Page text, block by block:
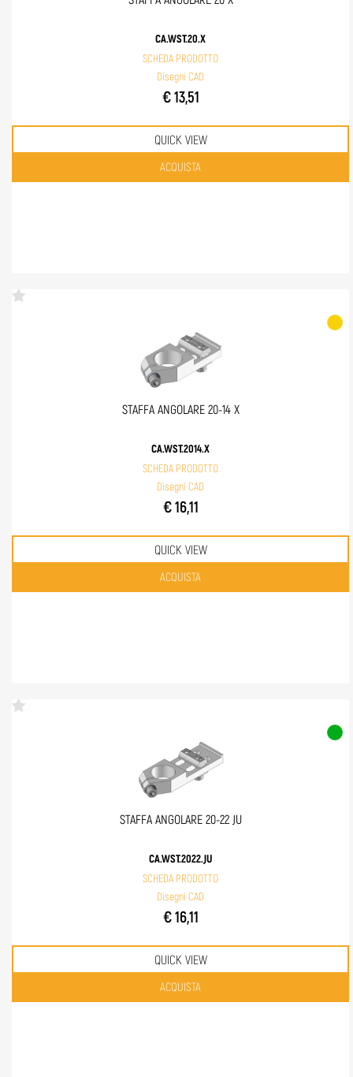
CA.WST.20.X
SCHEDA PRODOTTO
Disegni CAD
€ 13,51
QUICK VIEW
Quantità
ACQUISTA
STAFFA ANGOLARE 20-14 X
CA.WST.2014.X
SCHEDA PRODOTTO
Disegni CAD
€ 16,11
QUICK VIEW
Quantità
ACQUISTA
STAFFA ANGOLARE 20-22 JU
CA.WST.2022.JU
SCHEDA PRODOTTO
Disegni CAD
€ 16,11
QUICK VIEW
Quantità
ACQUISTA